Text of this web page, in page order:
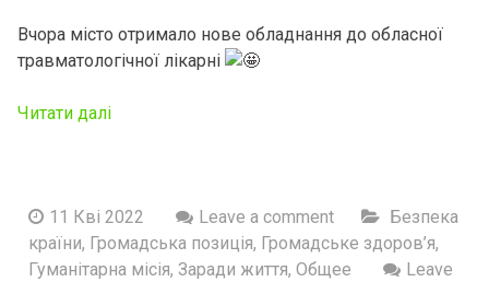
Вчора місто отримало нове обладнання до обласної
травматологічної лікарні
Читати далі
11 Кві 2022 Leave a comment
Безпека
країни, Громадська позиція, Громадське здоров’я,
Гуманітарна місія, Заради життя, Общее
Leave